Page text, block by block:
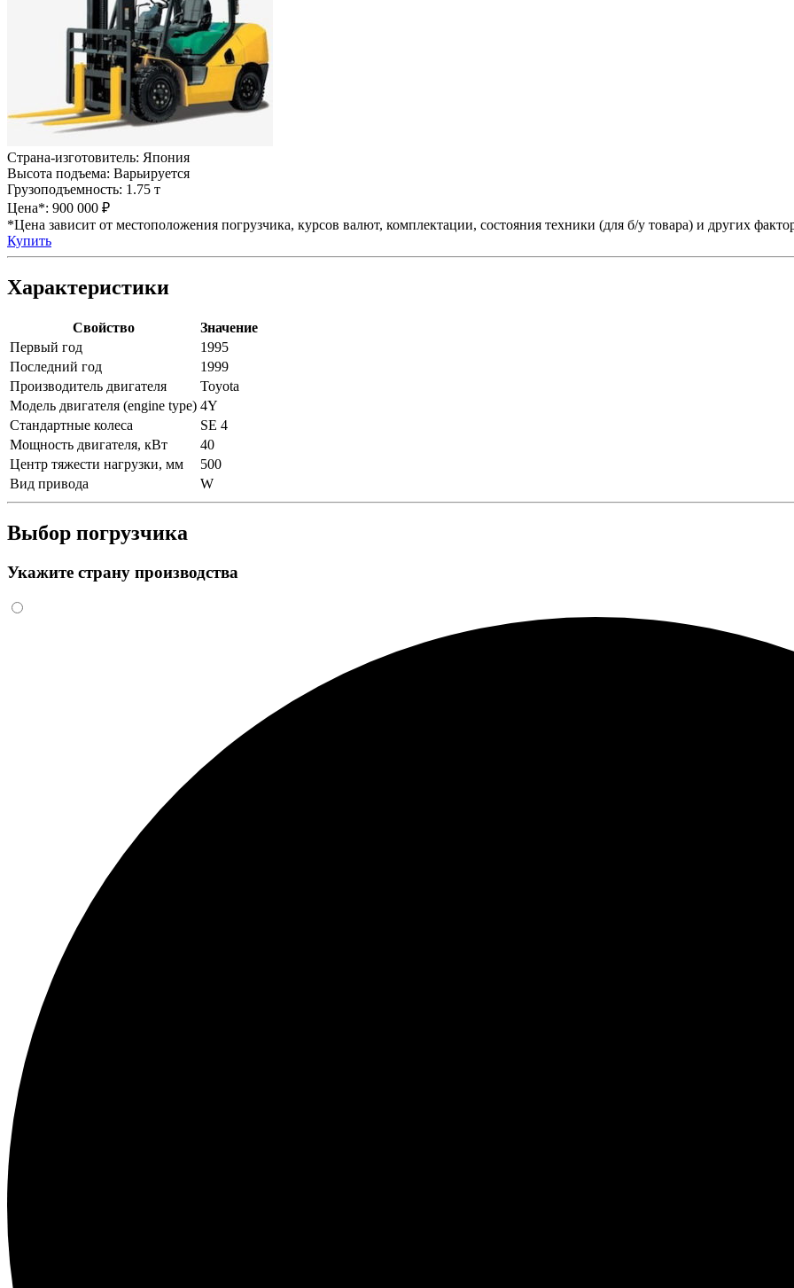
Страна-изготовитель: Япония
Высота подъема: Варьируется
Грузоподъемность: 1.75 т
Цена*: 900 000 ₽
*Цена зависит от местоположения погрузчика, курсов валют, комплектации, состояния техники (для б/у товара) и других
Купить
Характеристики
Свойство
Значение
Первый год
1995
Последний год
1999
Производитель двигателя
Toyota
Модель двигателя (engine type) 4Y
Стандартные колеса
SE 4
Мощность двигателя, кВт
40
Центр тяжести нагрузки, мм
500
Вид привода
W
Выбор погрузчика
Укажите страну производства